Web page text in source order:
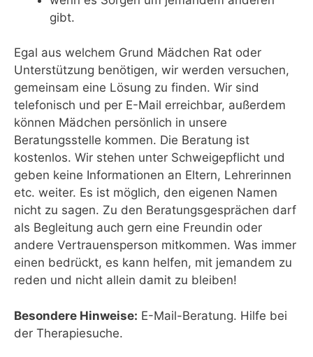
gibt.
Egal aus welchem Grund Mädchen Rat oder
Unterstützung benötigen, wir werden versuchen,
gemeinsam eine Lösung zu finden. Wir sind
telefonisch und per E-Mail erreichbar, außerdem
können Mädchen persönlich in unsere
Beratungsstelle kommen. Die Beratung ist
kostenlos. Wir stehen unter Schweigepflicht und
geben keine Informationen an Eltern, Lehrerinnen
etc. weiter. Es ist möglich, den eigenen Namen
nicht zu sagen. Zu den Beratungsgesprächen darf
als Begleitung auch gern eine Freundin oder
andere Vertrauensperson mitkommen. Was immer
einen bedrückt, es kann helfen, mit jemandem zu
reden und nicht allein damit zu bleiben!
Besondere Hinweise: E-Mail-Beratung. Hilfe bei
der Therapiesuche.